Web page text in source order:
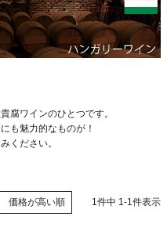
腐ワインのひとつです。
も魅力的なものが！
ください。
価格が高い順 1件中 1-1件表示